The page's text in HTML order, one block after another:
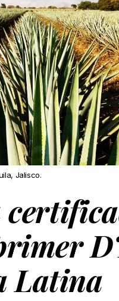
Jalisco.
Latina